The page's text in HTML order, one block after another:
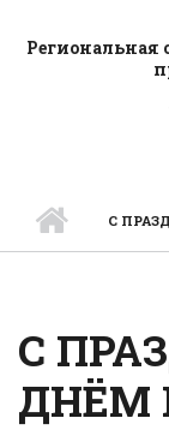
Региональная
С
С
ДНЁМ